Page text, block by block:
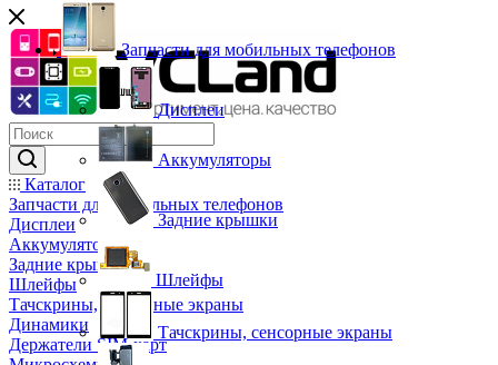
Каталог
Запчасти для мобильных телефонов
Дисплеи
Аккумуляторы
Задние крышки
Шлейфы
Тачскрины, сенсорные экраны
Динамики
Держатели SIM-карт
Запчасти для мобильных телефонов
Дисплеи
Аккумуляторы
Задние крышки
Шлейфы
Тачскрины, сенсорные экраны